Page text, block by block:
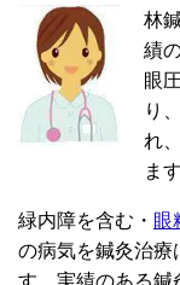
林
績
眼
り
れ
ま
緑内障を含む・ 眼
の病気を鍼灸治療
す。実績のある鍼